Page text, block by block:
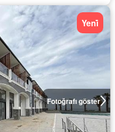
Fotoğrafı göster
Yeni̇